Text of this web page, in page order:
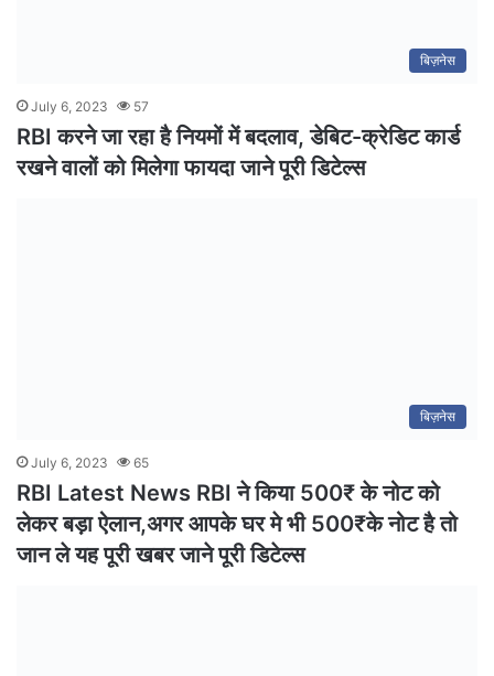
बिज़नेस
July 6, 2023 57
RBI करने जा रहा है नियमों में बदलाव, डेबिट-क्रेडिट कार्ड
रखने वालों को मिलेगा फायदा जाने पूरी डिटेल्स
बिज़नेस
July 6, 2023 65
RBI Latest News RBI ने किया 500₹ के नोट को
लेकर बड़ा ऐलान,अगर आपके घर मे भी 500₹के नोट है तो
जान ले यह पूरी खबर जाने पूरी डिटेल्स